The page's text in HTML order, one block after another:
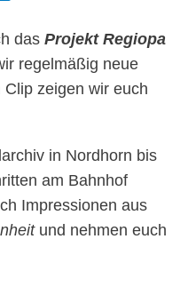
das Projekt Regiopa
regelmäßig neue
zeigen wir euch
in Nordhorn bis
am Bahnhof
Impressionen aus
und nehmen euch